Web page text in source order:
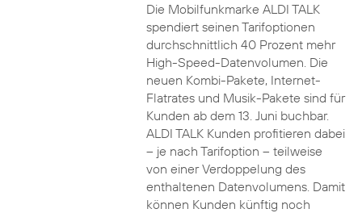
Die Mobilfunkmarke ALDI TALK
spendiert seinen Tarifoptionen
durchschnittlich 40 Prozent mehr
High-Speed-Datenvolumen. Die
neuen Kombi-Pakete, Internet-
Flatrates und Musik-Pakete sind für
Kunden ab dem 13. Juni buchbar.
ALDI TALK Kunden profitieren dabei
– je nach Tarifoption – teilweise
von einer Verdoppelung des
enthaltenen Datenvolumens. Damit
können Kunden künftig noch